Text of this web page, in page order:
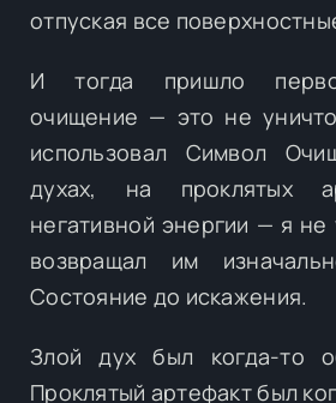
отпуская все
И тогда пришло
очищение — это не
использовал Символ
духах, на проклятых
негативной энергии — я не
возвращал им
Состояние до искажения.
Злой дух был когда-то
Проклятый артефакт был